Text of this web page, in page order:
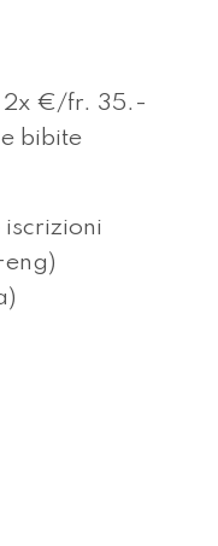
2x €/fr. 35.-
bibite